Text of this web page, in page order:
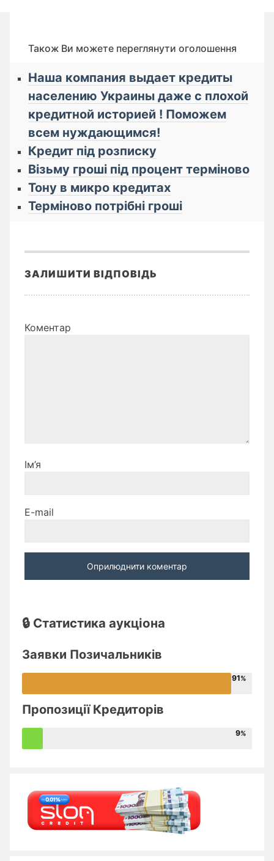
Також Ви можете переглянути оголошення
Наша компания выдает кредиты
населению Украины даже с плохой
кредитной историей ! Поможем
всем нуждающимся!
Кредит під розписку
Візьму гроші під процент терміново
Тону в микро кредитах
Терміново потрібні гроші
ЗАЛИШИТИ ВІДПОВІДЬ
Коментар
Ім’я
E-mail
🔒 Статистика аукціона
Заявки Позичальників
91
Пропозиції Кредиторів
9